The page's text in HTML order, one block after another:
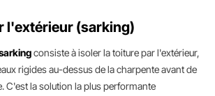
l'extérieur (sarking)
consiste à isoler la toiture par l'extérieur,
rigides au-dessus de la charpente avant de
C'est la solution la plus performante